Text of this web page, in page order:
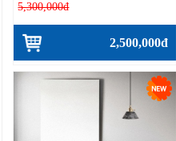
5,300,000đ
2,500,000đ